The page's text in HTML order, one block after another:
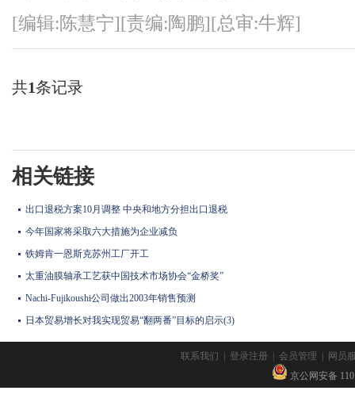
[编辑:陈慧宁][责编:陶鹏][总审:牛辉]
共1条记录
相关链接
出口退税方案10月调整 中央和地方分担出口退税
今年国家将采取六大措施为企业减负
铁姆肯一恩斯克苏州工厂开工
太重油膜轴承工艺获中国技术市场协会“金桥奖”
Nachi-Fujikoushi公司做出2003年销售预测
日本贸易增长对我实现贸易“翻两番”目标的启示(3)
联系我们 登录注册 会员管理
网员
京公网安备